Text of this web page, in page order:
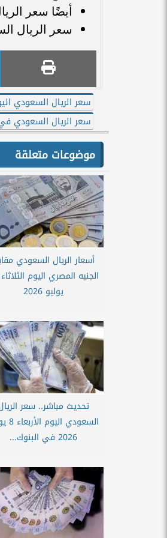
أيضًا سعر الريال
سعر الريال السعودي في
سعر الريال السعودي
سعر الريال السعودي
موضوعات متعلقة
أسعار الريال السعودي
يوليو 2026
تحديث مباشر.. سعر
السعودي
2026 في البنوك...